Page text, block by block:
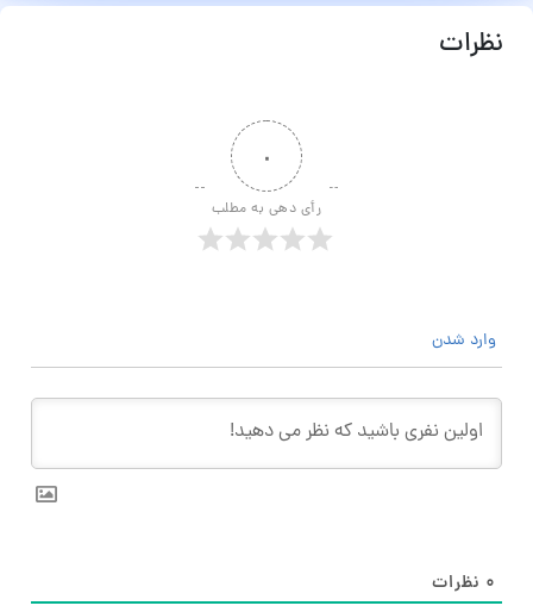
نظرات
۰
رأی دهی به مطلب
وارد شدن
۰ نظرات